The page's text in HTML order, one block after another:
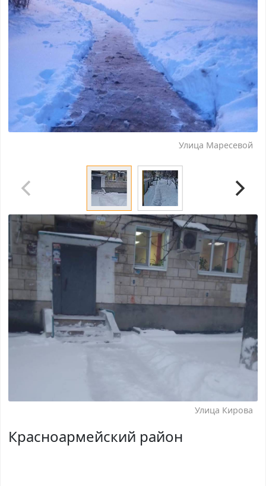
Улица Маресевой
Улица Кирова
Красноармейский район